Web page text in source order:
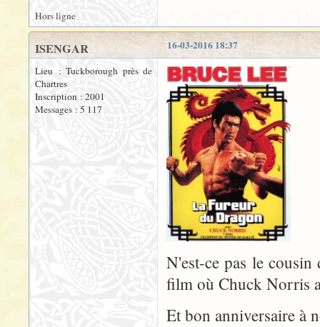
Hors ligne
16-03-2016 18:37
ISENGAR
Lieu : Tuckborough près de
Chartres
Inscription : 2001
Messages : 5 117
N'est-ce pas le cousin
film où Chuck Norris
Et bon anniversaire à